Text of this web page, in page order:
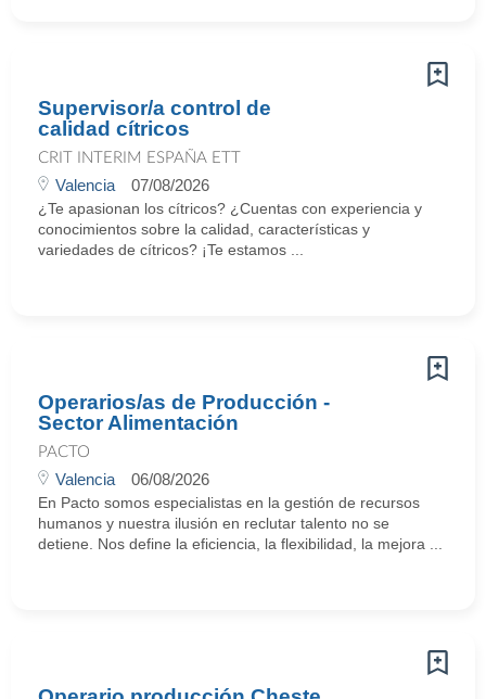
Supervisor/a control de
calidad cítricos
CRIT INTERIM ESPAÑA ETT
Valencia 07/08/2026
¿Te apasionan los cítricos? ¿Cuentas con experiencia y
conocimientos sobre la calidad, características y
variedades de cítricos? ¡Te estamos ...
Operarios/as de Producción -
Sector Alimentación
PACTO
Valencia 06/08/2026
En Pacto somos especialistas en la gestión de recursos
humanos y nuestra ilusión en reclutar talento no se
detiene. Nos define la eficiencia, la flexibilidad, la mejora ...